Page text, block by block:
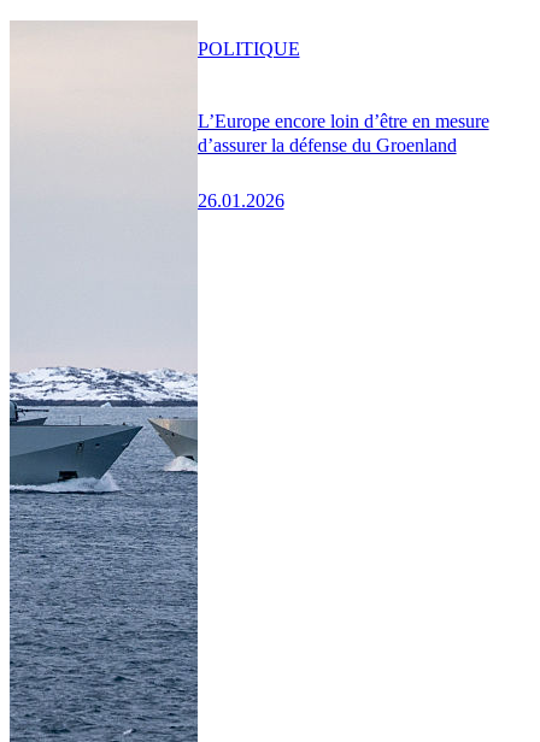
L’Europe encore loin d’être en mesure
d’assurer la défense du Groenland
26.01.2026
POLITIQUE